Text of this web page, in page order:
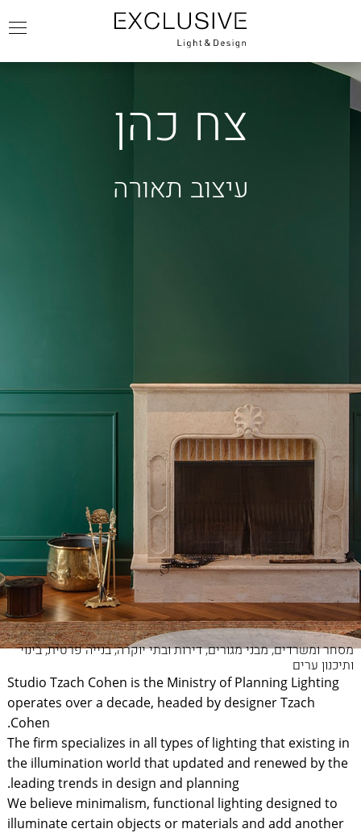
צח כהן
עיצוב תאורה
מסחר ומשרדים, מבני מגורים, דירות ובתי יוקרה, בנייה פרטית, בינוי
ותיכנון ערים
Studio Tzach Cohen is the Ministry of Planning Lighting
operates over a decade, headed by designer Tzach
Cohen.
The firm specializes in all types of lighting that existing in
the illumination world that updated and renewed by the
leading trends in design and planning.
We believe minimalism, functional lighting designed to
illuminate certain objects or materials and add another